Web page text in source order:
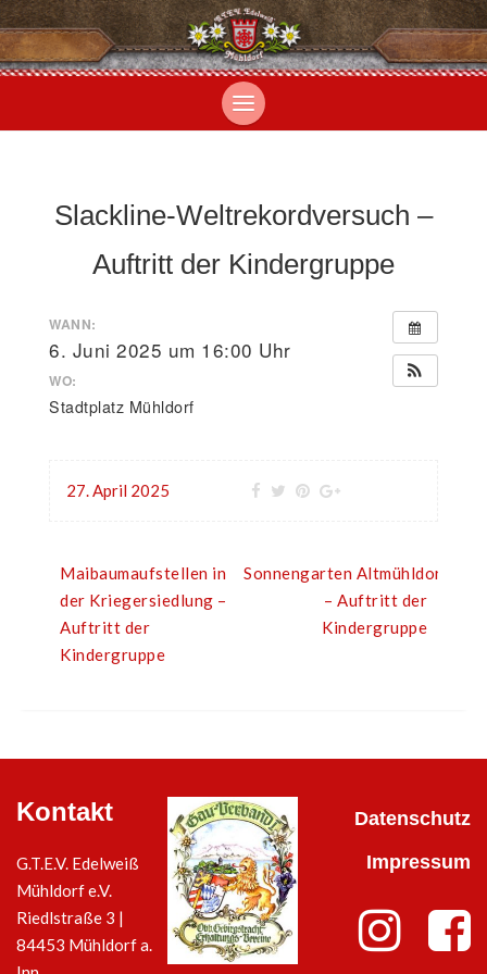
Slackline-Weltrekordversuch –
Auftritt der Kindergruppe
WANN:
6. Juni 2025 um 16:00 Uhr
WO:
Stadtplatz Mühldorf
27. April 2025
Maibaumaufstellen in
der Kriegersiedlung –
Auftritt der
Kindergruppe
Sonnengarten Altmühldorf
– Auftritt der
Kindergruppe
Kontakt
G.T.E.V. Edelweiß
Mühldorf e.V.
Riedlstraße 3 |
84453 Mühldorf a.
Datenschutz
Impressum